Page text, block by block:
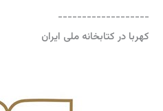
-------------------
کهربا در کتابخانه ملی ایران